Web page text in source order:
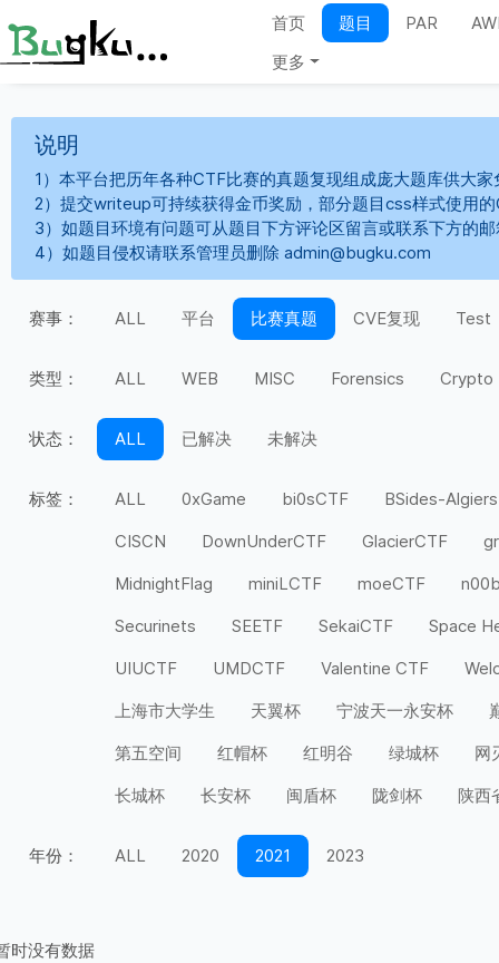
首页 题目 PAR
更多
说明
1）本平台把历年各种CTF比赛的真题复现组成庞大题库供大
2）提交writeup可持续获得金币奖励，部分题目css样式使用
3）如题目环境有问题可从题目下方评论区留言或联系下方的
4）如题目侵权请联系管理员删除 admin@bugku.com
赛事： ALL 平台 比赛真题 CVE复现 Test
类型： ALL WEB MISC Forensics Crypto
状态： ALL 已解决 未解决
标签： ALL 0xGame bi0sCTF
BSides-Algiers
CISCN
DownUnderCTF GlacierCTF
MidnightFlag
miniLCTF moeCTF
Securinets
SEETF SekaiCTF
Space
UIUCTF
UMDCTF Valentine CTF
上海市大学生
天翼杯 宁波天一永安杯
第五空间
红帽杯 红明谷 绿城杯
网
长城杯
长安杯 闽盾杯 陇剑杯 陕西
年份： ALL 2020 2021 2023
时没有数据